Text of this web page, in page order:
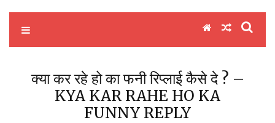
Edutwitt.com
क्या कर रहे हो का फनी रिप्लाई कैसे दे ? –
KYA KAR RAHE HO KA
FUNNY REPLY